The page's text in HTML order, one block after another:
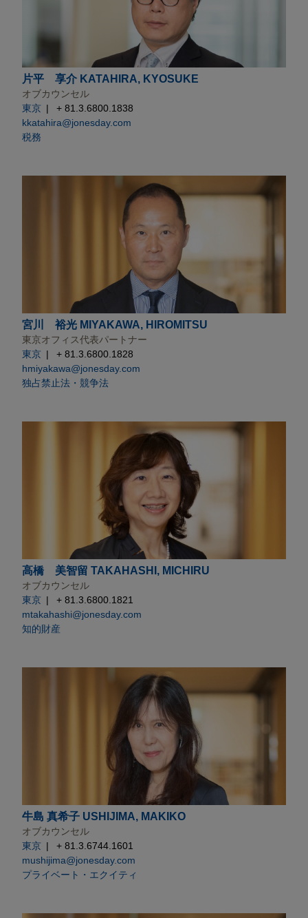
片平 享介 KATAHIRA, KYOSUKE
オブカウンセル
東京
+ 81.3.6800.1838
kkatahira@jonesday.com
税務
宮川 裕光 MIYAKAWA, HIROMITSU
東京オフィス代表パートナー
東京
+ 81.3.6800.1828
hmiyakawa@jonesday.com
独占禁止法・競争法
高橋 美智留 TAKAHASHI, MICHIRU
オブカウンセル
東京
+ 81.3.6800.1821
mtakahashi@jonesday.com
知的財産
牛島 真希子 USHIJIMA, MAKIKO
オブカウンセル
東京
+ 81.3.6744.1601
mushijima@jonesday.com
プライベート・エクイティ